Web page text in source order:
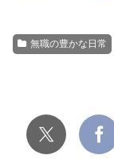
無職の豊かな日常